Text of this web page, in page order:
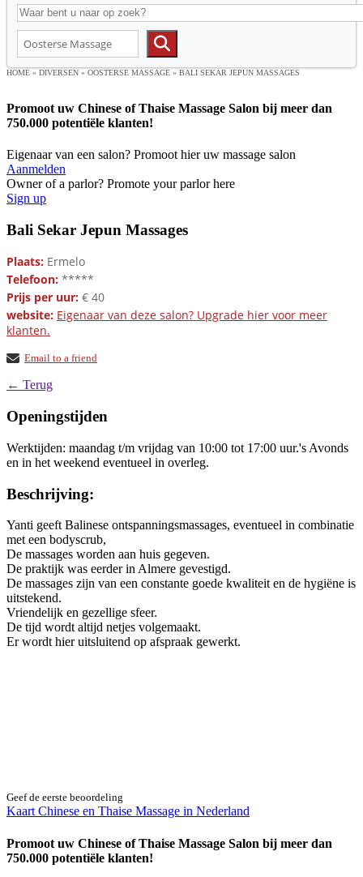
HOME » DIVERSEN » OOSTERSE MASSAGE » BALI SEKAR JEPUN MASSAGES
Promoot uw Chinese of Thaise Massage Salon bij meer dan
750.000 potentiële klanten!
Eigenaar van een salon? Promoot hier uw massage salon
Aanmelden
Owner of a parlor? Promote your parlor here
Sign up
Bali Sekar Jepun Massages
Plaats: Ermelo
Telefoon: *****
Prijs per uur: € 40
website: Eigenaar van deze salon? Upgrade hier voor meer
klanten.
Email to a friend
← Terug
Openingstijden
Werktijden: maandag t/m vrijdag van 10:00 tot 17:00 uur.'s Avonds
en in het weekend eventueel in overleg.
Beschrijving:
Yanti geeft Balinese ontspanningsmassages, eventueel in combinatie
met een bodyscrub,
De massages worden aan huis gegeven.
De praktijk was eerder in Almere gevestigd.
De massages zijn van een constante goede kwaliteit en de hygiëne is
uitstekend.
Vriendelijk en gezellige sfeer.
De tijd wordt altijd netjes volgemaakt.
Er wordt hier uitsluitend op afspraak gewerkt.
Geef de eerste beoordeling
Kaart Chinese en Thaise Massage in Nederland
Promoot uw Chinese of Thaise Massage Salon bij meer dan
750.000 potentiële klanten!